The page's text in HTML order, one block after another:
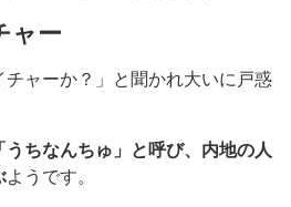
ャー
ャーか？」と聞かれ大いに戸惑
ちなんちゅ」と呼び、内地の人
ようです。